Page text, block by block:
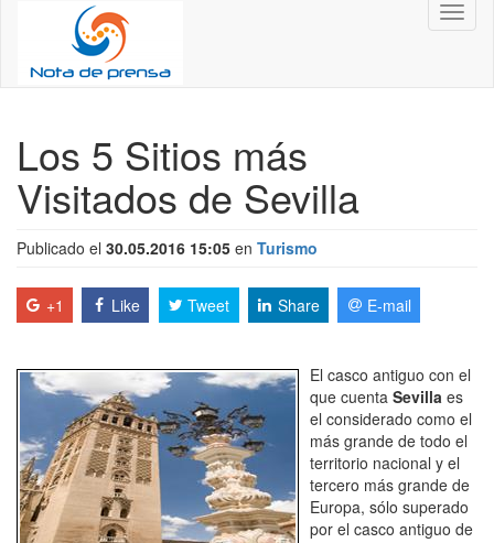
Los 5 Sitios más
Visitados de Sevilla
Publicado el 30.05.2016 15:05 en Turismo
+1 Like Tweet Share E-mail
El casco antiguo con el
que cuenta Sevilla es
el considerado como el
más grande de todo el
territorio nacional y el
tercero más grande de
Europa, sólo superado
por el casco antiguo de